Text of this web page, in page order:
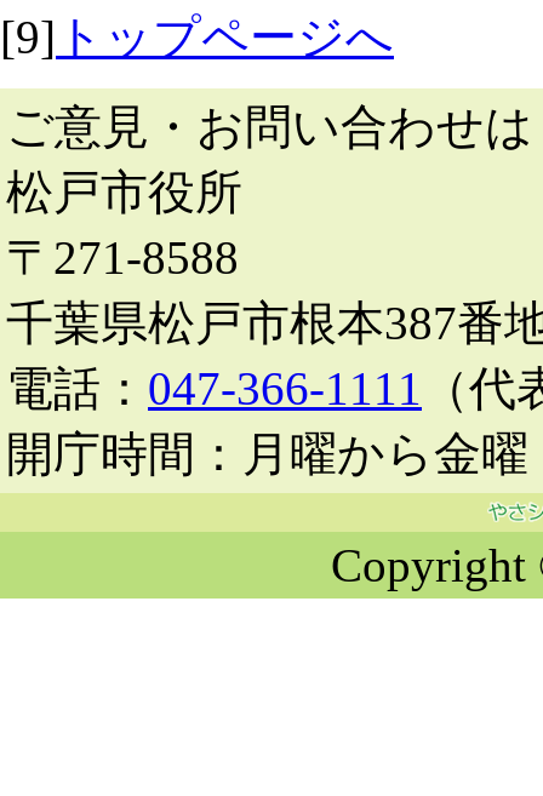
[9] トップページへ
ご意見・お問い合わせは
松戸市役所
〒271-8588
千葉県松戸市根本387
電話： 047-366-1111 （代
開庁時間：月曜から金
Copyright